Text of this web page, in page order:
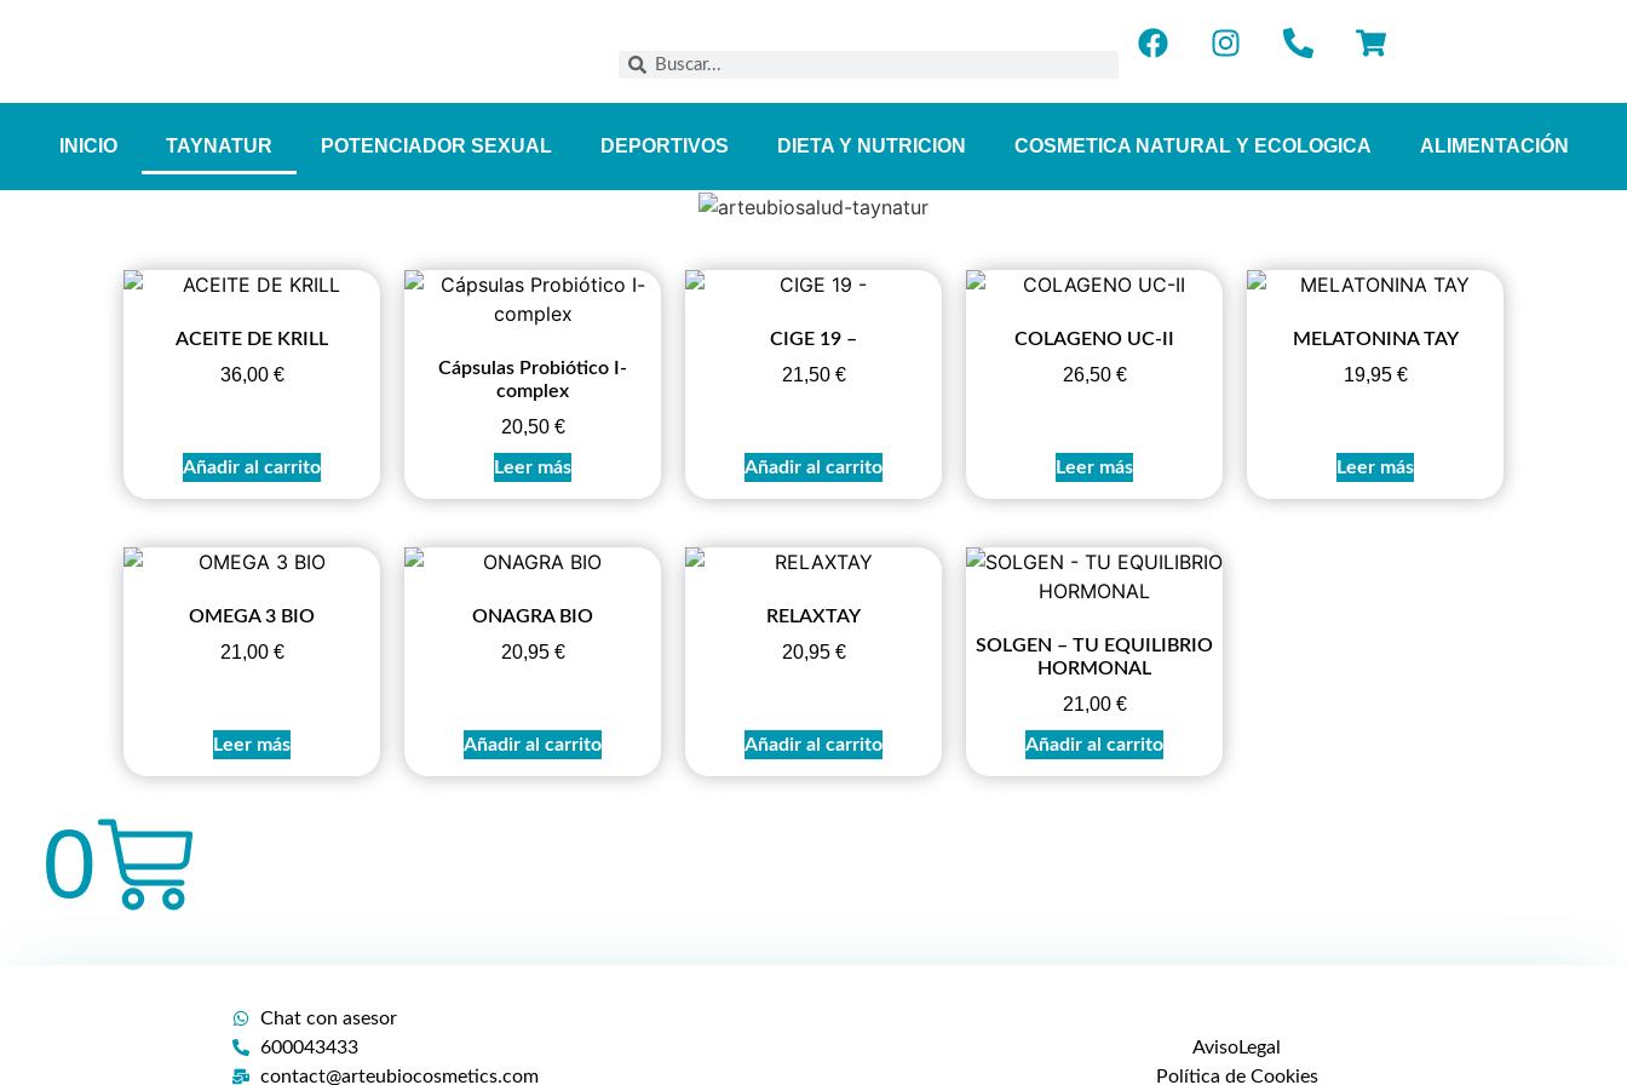
INICIO TAYNATUR POTENCIADOR SEXUAL DEPORTIVOS DIETA Y NUTRICION COSMETICA NATURAL Y ECOLOGICA ALIMENTACIÓN
ACEITE DE KRILL
36,00 €
Añadir al carrito
Cápsulas Probiótico I-
complex
20,50 €
Leer más
CIGE 19 –
21,50 €
Añadir al carrito
COLAGENO UC-II
26,50 €
Leer más
MELATONINA TAY
19,95 €
Leer más
OMEGA 3 BIO
21,00 €
Leer más
ONAGRA BIO
20,95 €
Añadir al carrito
RELAXTAY
20,95 €
Añadir al carrito
SOLGEN – TU EQUILIBRIO
HORMONAL
21,00 €
Añadir al carrito
0
Chat con asesor
600043433
contact@arteubiocosmetics.com
AvisoLegal
Política de Cookies